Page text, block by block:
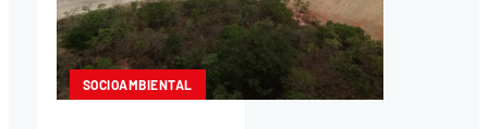
SOCIOAMBIENTAL